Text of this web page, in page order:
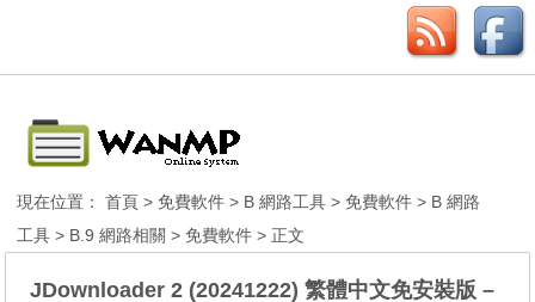
現在位置：首頁 >免費軟件 > B 網路工具 >免費軟件 > B 網路
工具 > B.9 網路相關 >免費軟件 > 正文
JDownloader 2 (20241222) 繁體中文免安裝版 –